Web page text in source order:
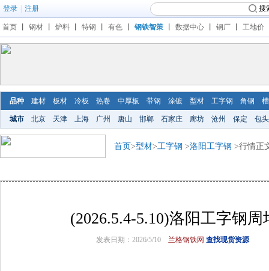
登录 注册 搜
首页 钢材 炉料 特钢 有色 钢铁智策 数据中心 钢厂 工地价
品种 建材 板材 冷板 热卷 中厚板 带钢 涂镀 型材 工字钢 角钢
城市 北京 天津 上海 广州 唐山 邯郸 石家庄 廊坊 沧州 保定 包头
首页>型材>工字钢 >洛阳工字钢 >行情正
(2026.5.4-5.10)洛阳工字钢
发表日期：2026/5/10 兰格钢铁网 查找现货资源